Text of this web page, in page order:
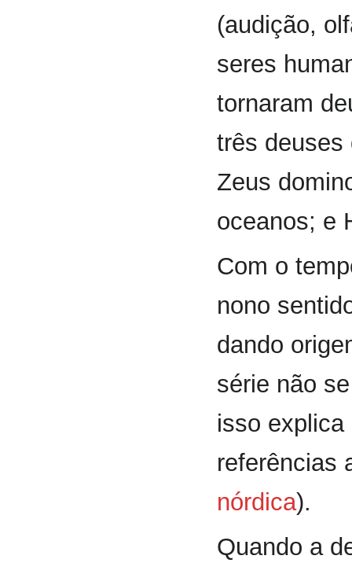
(audição,
seres
tornaram
três deuses
Zeus
oceanos; e
Com o
nono
dando
série não
isso
referências
nórdica).
Quando a